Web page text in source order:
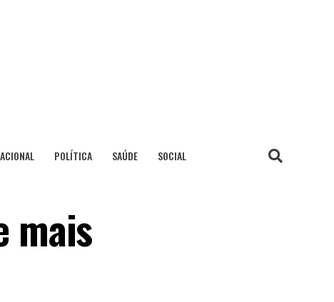
POLÍTICA SAÚDE SOCIAL
mais